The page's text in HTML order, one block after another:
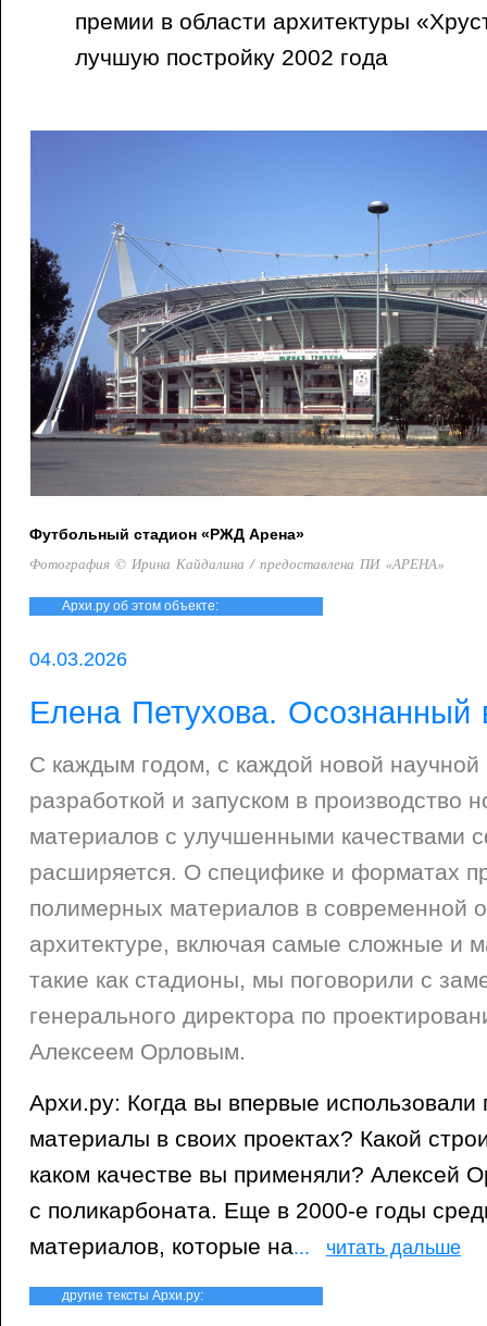
премии в области архитектуры
лучшую постройку 2002 года
Футбольный стадион «РЖД Арена»
Фотография © Ирина Кайдалина / предоставлена ПИ «АРЕНА»
Архи.ру об этом объекте:
04.03.2026
Елена Петухова. Осознанный
С каждым годом, с каждой новой научной
разработкой и запуском в производство
материалов с улучшенными качествами
расширяется. О специфике и форматах
полимерных материалов в современной
архитектуре, включая самые сложные и
такие как стадионы, мы поговорили с
генерального директора по
Алексеем Орловым.
Архи.ру: Когда вы впервые
материалы в своих проектах? Какой
каком качестве вы применяли? Алексей
с поликарбоната. Еще в 2000-е годы
материалов, которые на... читать дальше
другие тексты Архи.ру: